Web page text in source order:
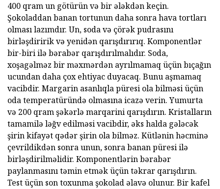
400 qram un götürün və bir ələkdən keçin.
Şokoladdan banan tortunun daha sonra hava tortları
olması lazımdır. Un, soda və çörək pudrasını
birləşdiririk və yenidən qarışdırırıq. Komponentlər
bir-biri ilə bərabər qarışdırılmalıdır. Soda,
xoşagəlməz bir məxmərdən ayrılmamaq üçün bıçağın
ucundan daha çox ehtiyac duyacaq. Bunu aşmamaq
vacibdir. Margarin asanlıqla püresi ola bilməsi üçün
oda temperatüründə olmasına icazə verin. Yumurta
və 200 qram şəkərlə marqarini qarışdırın. Kristalların
tamamilə ləğv edilməsi vacibdir, əks halda gələcək
şirin kifayət qədər şirin ola bilməz. Kütlənin həcminə
çevrildikdən sonra unun, sonra banan püresi ilə
birləşdirilməlidir. Komponentlərin bərabər
paylanmasını təmin etmək üçün təkrar qarışdırın.
Test üçün son toxunma şokolad əlavə olunur. Bir kafel